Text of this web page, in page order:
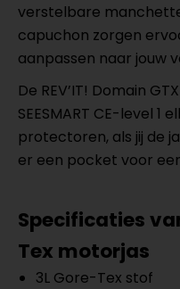
verstelbare
capuchon zorgen
aanpassen naar jouw
De REV’IT! Domain
SEESMART CE-level
protectoren, als jij de
er een pocket voor
Specificaties
Tex motorjas
3L Gore-Tex stof